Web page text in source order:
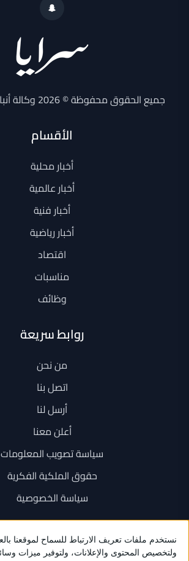
جميع الحقوق محفوظة © 2026 وكالة أنباء سرايا الإخبارية
الأقسام
أخبار محلية
أخبار عالمية
أخبار فنية
أخبار رياضية
اقتصاد
مناسبات
وظائف
روابط سريعة
من نحن
اتصل بنا
أرسل لنا
أعلن معنا
سياسة تصويب المعلومات
حقوق الملكية الفكرية
سياسة الخصوصية
اتصل بنا